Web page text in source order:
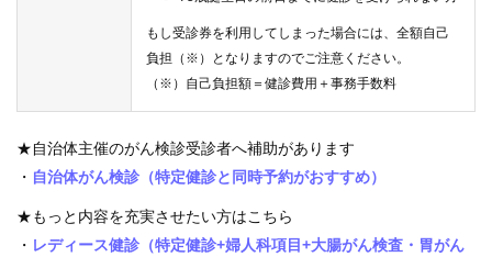
もし受診券を利用してしまった場合には、全額自己
負担（※）となりますのでご注意ください。
（※）自己負担額＝健診費用＋事務手数料
★自治体主催のがん検診受診者へ補助があります
・ 自治体がん検診（特定健診と同時予約がおすすめ）
★もっと内容を充実させたい方はこちら
・ レディース健診（特定健診+婦人科項目+大腸がん検査・胃がん